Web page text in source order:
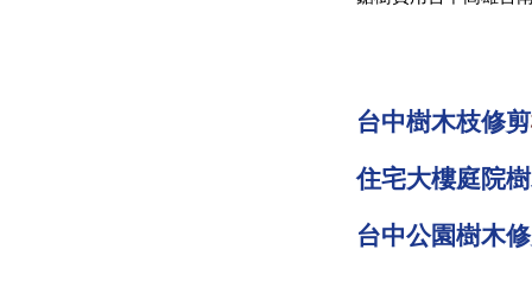
台中樹木枝修剪
住宅大樓庭院
台中公園樹木